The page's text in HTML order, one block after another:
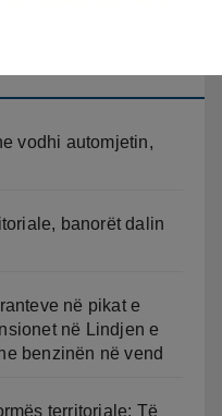
vodhi automjetin,
banorët dalin
në pikat e
në Lindjen e
benzinën në vend
territoriale: Të